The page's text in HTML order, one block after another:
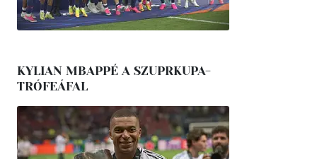
KYLIAN MBAPPÉ A SZUPRKUPA-
TRÓFEÁFAL